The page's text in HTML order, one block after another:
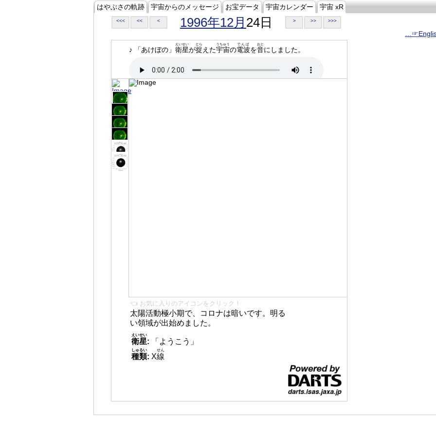
はやぶさの軌跡 宇宙からのメッセージ お宝データ 宇宙カレンダー 宇宙 xR
<<< << < 1996年12月 24日 > >> >>>
♪ 「あけぼの」 衛星
えいせい
が捉
とら
えた宇宙
うちゅう
の電波
でんぱ
を音
おと
にしました。
👈 お気に入りのアイコンをクリック！
太陽活動極小期で、コロナは暗いです。明る
い領域が出始めました。
衛星
えいせい
:
「ようこう」
種類
しゅるい
: X線
せん